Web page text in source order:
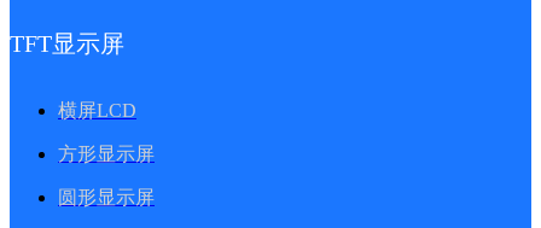
TFT显示屏
横屏LCD
方形显示屏
圆形显示屏